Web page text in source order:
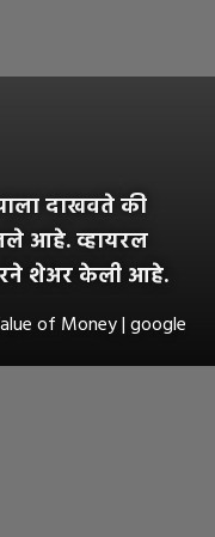
दाखवते की
आहे. व्हायरल
शेअर केली आहे.
of Money | google